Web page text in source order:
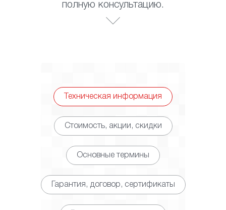
полную консультацию.
Техническая информация
Стоимость, акции, скидки
Основные термины
Гарантия, договор, сертификаты